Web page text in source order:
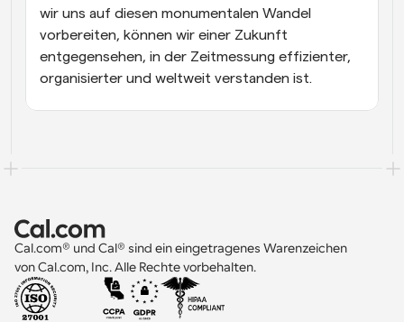
wir uns auf diesen monumentalen Wandel
vorbereiten, können wir einer Zukunft
entgegensehen, in der Zeitmessung effizienter,
organisierter und weltweit verstanden ist.
Cal.com® und Cal® sind ein eingetragenes Warenzeichen
von Cal.com, Inc. Alle Rechte vorbehalten.